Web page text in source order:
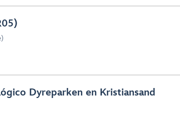
Dyreparken en Kristiansand